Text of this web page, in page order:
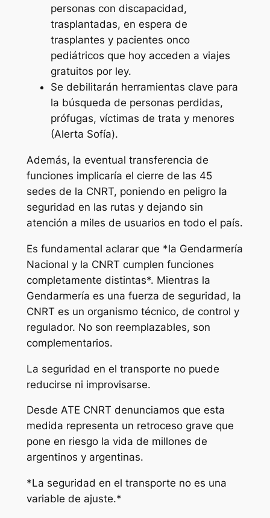
personas con discapacidad,
trasplantadas, en espera de
trasplantes y pacientes onco
pediátricos que hoy acceden a viajes
gratuitos por ley.
Se debilitarán herramientas clave para
la búsqueda de personas perdidas,
prófugas, víctimas de trata y menores
(Alerta Sofía).
Además, la eventual transferencia de
funciones implicaría el cierre de las 45
sedes de la CNRT, poniendo en peligro la
seguridad en las rutas y dejando sin
atención a miles de usuarios en todo el país.
Es fundamental aclarar que *la Gendarmería
Nacional y la CNRT cumplen funciones
completamente distintas*. Mientras la
Gendarmería es una fuerza de seguridad, la
CNRT es un organismo técnico, de control y
regulador. No son reemplazables, son
complementarios.
La seguridad en el transporte no puede
reducirse ni improvisarse.
Desde ATE CNRT denunciamos que esta
medida representa un retroceso grave que
pone en riesgo la vida de millones de
argentinos y argentinas.
*La seguridad en el transporte no es una
variable de ajuste.*